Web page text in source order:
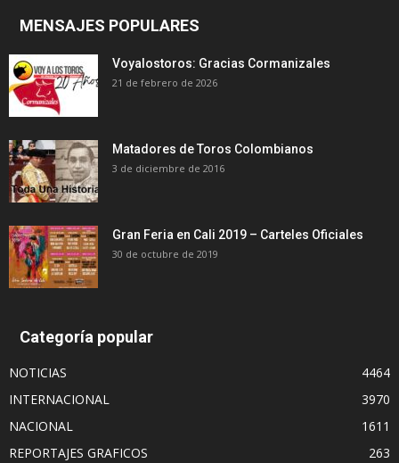
MENSAJES POPULARES
Voyalostoros: Gracias Cormanizales
21 de febrero de 2026
Matadores de Toros Colombianos
3 de diciembre de 2016
Gran Feria en Cali 2019 – Carteles Oficiales
30 de octubre de 2019
Categoría popular
NOTICIAS
4464
INTERNACIONAL
3970
NACIONAL
1611
REPORTAJES GRAFICOS
263